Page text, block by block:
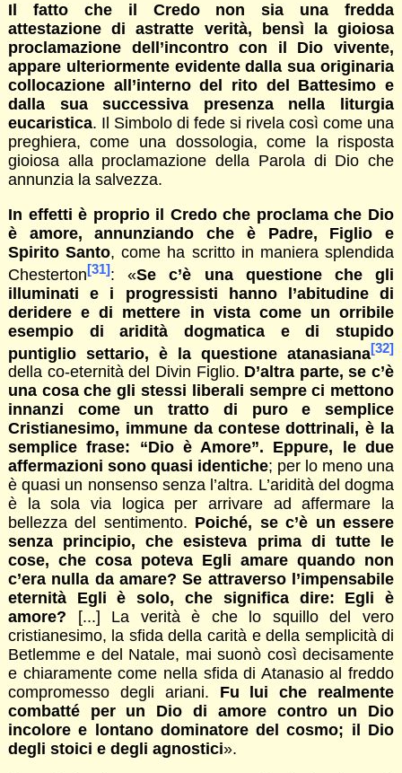
Il fatto che il Credo non sia una fredda
attestazione di astratte verità, bensì la gioiosa
proclamazione dell’incontro con il Dio vivente,
appare ulteriormente evidente dalla sua originaria
collocazione all’interno del rito del Battesimo e
dalla sua successiva presenza nella liturgia
eucaristica. Il Simbolo di fede si rivela così come una
preghiera, come una dossologia, come la risposta
gioiosa alla proclamazione della Parola di Dio che
annunzia la salvezza.
In effetti è proprio il Credo che proclama che Dio
è amore, annunziando che è Padre, Figlio e
Spirito Santo, come ha scritto in maniera splendida
Chesterton[31]: «Se c’è una questione che gli
illuminati e i progressisti hanno l’abitudine di
deridere e di mettere in vista come un orribile
esempio di aridità dogmatica e di stupido
puntiglio settario, è la questione atanasiana[32]
della co-eternità del Divin Figlio. D’altra parte, se c’è
una cosa che gli stessi liberali sempre ci mettono
innanzi come un tratto di puro e semplice
Cristianesimo, immune da contese dottrinali, è la
semplice frase: “Dio è Amore”. Eppure, le due
affermazioni sono quasi identiche; per lo meno una
è quasi un nonsenso senza l’altra. L’aridità del dogma
è la sola via logica per arrivare ad affermare la
bellezza del sentimento. Poiché, se c’è un essere
senza principio, che esisteva prima di tutte le
cose, che cosa poteva Egli amare quando non
c’era nulla da amare? Se attraverso l’impensabile
eternità Egli è solo, che significa dire: Egli è
amore? [...] La verità è che lo squillo del vero
cristianesimo, la sfida della carità e della semplicità di
Betlemme e del Natale, mai suonò così decisamente
e chiaramente come nella sfida di Atanasio al freddo
compromesso degli ariani. Fu lui che realmente
combatté per un Dio di amore contro un Dio
incolore e lontano dominatore del cosmo; il Dio
degli stoici e degli agnostici».